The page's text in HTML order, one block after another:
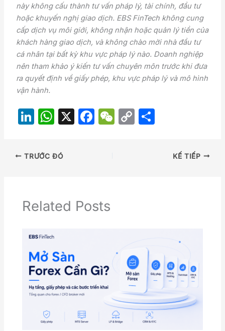
này không cấu thành tư vấn pháp lý, tài chính, đầu tư
hoặc khuyến nghị giao dịch. EBS FinTech không cung
cấp dịch vụ môi giới, không nhận hoặc quản lý tiền của
khách hàng giao dịch, và không chào mời nhà đầu tư
cá nhân tại bất kỳ khu vực pháp lý nào. Doanh nghiệp
nên tham khảo ý kiến tư vấn chuyên môn trước khi đưa
ra quyết định về giấy phép, khu vực pháp lý và mô hình
vận hành.
Li
k
e
n
W
at
s
p
X F
o
o
W C S
TRƯỚC ĐÓ KẾ TIẾP
Related Posts